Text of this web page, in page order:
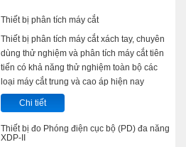
Thiết bị phân tích máy cắt
Thiết bị phân tích máy cắt xách tay, chuyên
dùng thử nghiệm và phân tích máy cắt tiên
tiến có khả năng thử nghiệm toàn bộ các
loại máy cắt trung và cao áp hiện nay
Chi tiết
Thiết bị đo Phóng điện cục bộ (PD) đa năng
XDP-II